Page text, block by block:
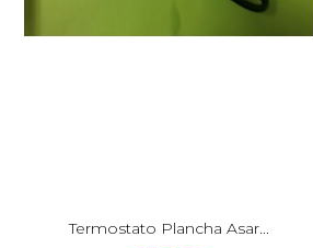
Termostato Plancha Asar...